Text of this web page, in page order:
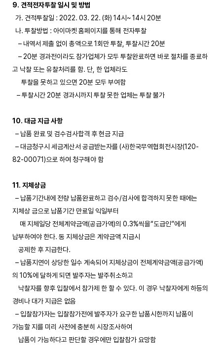
9. 견적전자투찰 일시 및 방법
가. 견적투찰일 : 2022. 03. 22. (화) 14시~ 14시 20분
나. 투찰방법 : 아이마켓 홈페이지를 통해 전자투찰
– 내역서 제출 없이 총액으로 1회만 투찰, 투찰시간 20분
– 20분 경과전이라도 참가업체가 모두 투찰완료하면 바로 절차를 종료하
고 낙찰 또는 유찰처리를 함. 단, 한 업체라도
투찰을 못하고 있으면 20분 모두 부여함
– 투찰시간 20분 경과시까지 투찰 못한 업체는 투찰 불가
10. 대금 지급 사항
– 납품 완료 및 검수검사합격 후 현금 지급
– 대금청구시 세금계산서 공급받는자를 (사)한국무역협회전시장(120-
82-00071)으로 하여 청구해야 함
11. 지체상금
– 납품기간내에 전량 납품완료하고 검수/검사에 합격하지 못한 때에는
지체상 금으로 납품기간 만료일 익일부터
매 지체일당 전체계약금액(공급가액)의 0.3%씩을“도급인”에게
납부하여야 한다. 동 지체상금은 계약금액 지급시
공제한 후 지급한다.
– 납품지연이 상당한 일수 계속되어 지체상금이 전체계약금액(공급가액)
의 10%에 달하게 되면 발주자는 발주취소하고
낙찰자를 향후 입찰에서 참가제 한 할 수 있다. 이 경우 낙찰자에게 하등의
경비나 대가 지급은 없음
– 입찰참가자는 입찰참가전에 발주자가 요구한 납품시한까지 납품이
가능할 지를 미리 사전에 충분히 시장조사하여
납품이 가능하다고 판단할 경우에만 입찰참가 요망함